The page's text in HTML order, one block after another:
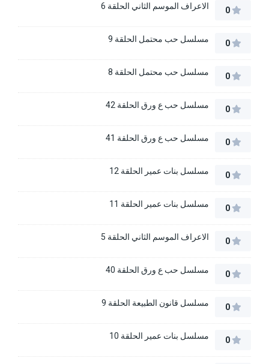
0 الاعراف الموسم الثاني الحلقة 6
0 مسلسل حب محتمل الحلقة 9
0 مسلسل حب محتمل الحلقة 8
0 مسلسل حب ع ورق الحلقة 42
0 مسلسل حب ع ورق الحلقة 41
0 مسلسل بنات عمير الحلقة 12
0 مسلسل بنات عمير الحلقة 11
0 الاعراف الموسم الثاني الحلقة 5
0 مسلسل حب ع ورق الحلقة 40
0 مسلسل قانون الطبيعة الحلقة 9
0 مسلسل بنات عمير الحلقة 10